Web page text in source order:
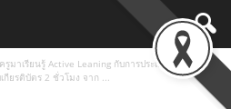
มาเรียนรู้ Active Leaning กับการประเมินคลิปการสอน
กียรติบัตร 2 ชั่วโมง จาก ...